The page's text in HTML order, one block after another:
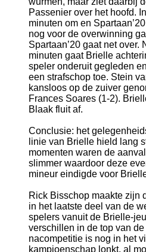
Passenier over het hoofd.
minuten om en
nog voor de overwinning
Spartaan’20 gaat net over.
minuten gaat Brielle
speler onderuit gegleden
een strafschop toe. Stein
kansloos op de zuiver
Frances Soares (1-2).
Blaak fluit af.
Conclusie: het
linie van Brielle hield lang
momenten waren de
slimmer waardoor deze
mineur eindigde voor
Rick Bisschop maakte zijn
in het laatste deel van de
spelers vanuit de Brielle-
verschillen in de top van
nacompetitie is nog in het
kampioenschap lonkt, al